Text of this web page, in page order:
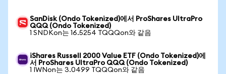
SanDisk (Ondo Tokenized)에서 ProShares UltraPro
QQQ (Ondo Tokenized)
1 SNDKon는 16.5254 TQQQon와 같음
iShares Russell 2000 Value ETF (Ondo Tokenized)에
서 ProShares UltraPro QQQ (Ondo Tokenized)
1 IWNon는 3.0499 TQQQon와 같음